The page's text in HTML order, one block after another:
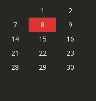
1
2
7 8
9
14 15
16
21 22
23
28 29
30